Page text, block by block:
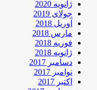
ژانویه 2020
جولای 2019
آوریل 2018
مارس 2018
فوریه 2018
ژانویه 2018
دسامبر 2017
نوامبر 2017
اکتبر 2017